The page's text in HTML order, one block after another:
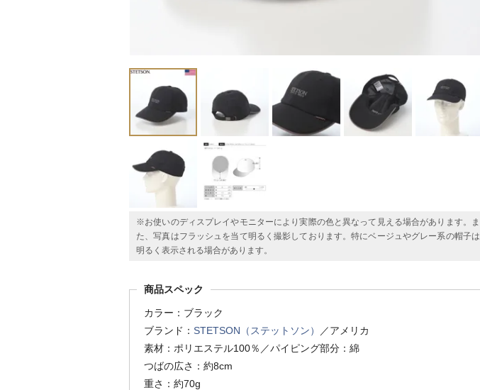
※お使いのディスプレイやモニターにより実際の色と異なって見える場合があります。ま
た、写真はフラッシュを当て明るく撮影しております。特にベージュやグレー系の帽子は
明るく表示される場合があります。
商品スペック
カラー：ブラック
ブランド： STETSON（ステットソン）
／アメリカ
素材：ポリエステル100％／パイピング部分：綿
つばの広さ：約8cm
重さ：約70g